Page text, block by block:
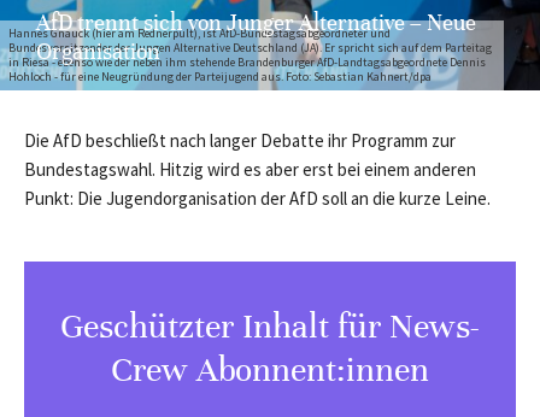
Hannes Gnauck (hier am Rednerpult), ist AfD-Bundestagsabgeordneter und
Bundesvorsitzender der Jungen Alternative Deutschland (JA). Er spricht sich auf dem Parteitag
in Riesa - ebenso wie der neben ihm stehende Brandenburger AfD-Landtagsabgeordnete Dennis
Hohloch - für eine Neugründung der Parteijugend aus. Foto: Sebastian Kahnert/dpa
AfD trennt sich von Junger Alternative – Neue
Organisation
Die AfD beschließt nach langer Debatte ihr Programm zur
Bundestagswahl. Hitzig wird es aber erst bei einem anderen
Punkt: Die Jugendorganisation der AfD soll an die kurze Leine.
Geschützter Inhalt für News-
Crew Abonnent:innen